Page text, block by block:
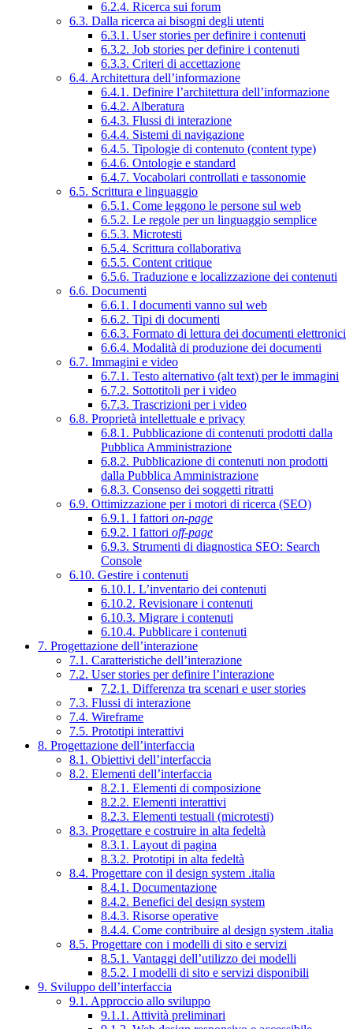
6.2.4. Ricerca sui forum
6.3. Dalla ricerca ai bisogni degli utenti
6.3.1. User stories per definire i contenuti
6.3.2. Job stories per definire i contenuti
6.3.3. Criteri di accettazione
6.4. Architettura dell’informazione
6.4.1. Definire l’architettura dell’informazione
6.4.2. Alberatura
6.4.3. Flussi di interazione
6.4.4. Sistemi di navigazione
6.4.5. Tipologie di contenuto (content type)
6.4.6. Ontologie e standard
6.4.7. Vocabolari controllati e tassonomie
6.5. Scrittura e linguaggio
6.5.1. Come leggono le persone sul web
6.5.2. Le regole per un linguaggio semplice
6.5.3. Microtesti
6.5.4. Scrittura collaborativa
6.5.5. Content critique
6.5.6. Traduzione e localizzazione dei contenuti
6.6. Documenti
6.6.1. I documenti vanno sul web
6.6.2. Tipi di documenti
6.6.3. Formato di lettura dei documenti elettronici
6.6.4. Modalità di produzione dei documenti
6.7. Immagini e video
6.7.1. Testo alternativo (alt text) per le immagini
6.7.2. Sottotitoli per i video
6.7.3. Trascrizioni per i video
6.8. Proprietà intellettuale e privacy
6.8.1. Pubblicazione di contenuti prodotti dalla
Pubblica Amministrazione
6.8.2. Pubblicazione di contenuti non prodotti
dalla Pubblica Amministrazione
6.8.3. Consenso dei soggetti ritratti
6.9. Ottimizzazione per i motori di ricerca (SEO)
6.9.1. I fattori on-page
6.9.2. I fattori off-page
6.9.3. Strumenti di diagnostica SEO: Search
Console
6.10. Gestire i contenuti
6.10.1. L’inventario dei contenuti
6.10.2. Revisionare i contenuti
6.10.3. Migrare i contenuti
6.10.4. Pubblicare i contenuti
7. Progettazione dell’interazione
7.1. Caratteristiche dell’interazione
7.2. User stories per definire l’interazione
7.2.1. Differenza tra scenari e user stories
7.3. Flussi di interazione
7.4. Wireframe
7.5. Prototipi interattivi
8. Progettazione dell’interfaccia
8.1. Obiettivi dell’interfaccia
8.2. Elementi dell’interfaccia
8.2.1. Elementi di composizione
8.2.2. Elementi interattivi
8.2.3. Elementi testuali (microtesti)
8.3. Progettare e costruire in alta fedeltà
8.3.1. Layout di pagina
8.3.2. Prototipi in alta fedeltà
8.4. Progettare con il design system .italia
8.4.1. Documentazione
8.4.2. Benefici del design system
8.4.3. Risorse operative
8.4.4. Come contribuire al design system .italia
8.5. Progettare con i modelli di sito e servizi
8.5.1. Vantaggi dell’utilizzo dei modelli
8.5.2. I modelli di sito e servizi disponibili
9. Sviluppo dell’interfaccia
9.1. Approccio allo sviluppo
9.1.1. Attività preliminari